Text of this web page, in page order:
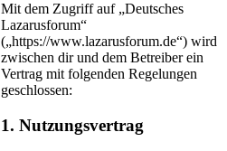
Mit dem Zugriff auf „Deutsches
Lazarusforum“
(„https://www.lazarusforum.de“) wird
zwischen dir und dem Betreiber ein
Vertrag mit folgenden Regelungen
geschlossen:
1. Nutzungsvertrag